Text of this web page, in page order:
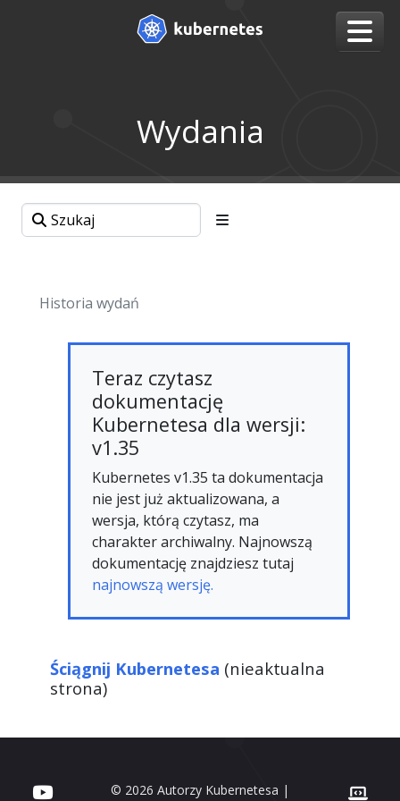
Wydania
Historia wydań
Teraz czytasz
dokumentację
Kubernetesa dla wersji:
v1.35
Kubernetes v1.35 ta dokumentacja
nie jest już aktualizowana, a
wersja, którą czytasz, ma
charakter archiwalny. Najnowszą
dokumentację znajdziesz tutaj
najnowszą wersję.
Ściągnij Kubernetesa (nieaktualna
strona)
© 2026 Autorzy Kubernetesa |